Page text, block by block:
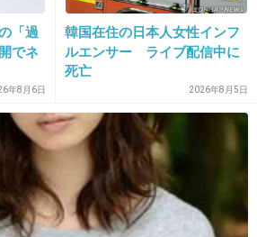
的なのでは。
+8
「過
でネ
年8月6日
韓国在住の日本人女性インフ
ルエンサー ライブ配信中に
死亡
2026年8月5日